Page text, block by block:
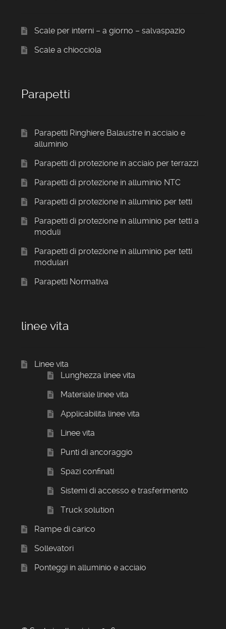
Scale per interni – a giorno – salvaspazio
Scale a chiocciola
Parapetti
Parapetti Ringhiere Balaustre in acciaio e
alluminio
Parapetti di protezione in acciaio per terrazzi
Parapetti di protezione in alluminio NTC
Parapetti di protezione in alluminio per tetti
Parapetti di protezione in alluminio per tetti a
moduli
Parapetti di protezione in alluminio per tetti
modulari
Parapetti Normativa
linee vita
Linee vita
Lunghezza linee vita
Materiale linee vita
Applicabilita linee vita
Linee vita
Punti di ancoraggio
Spazi confinati
Sistemi di accesso e trasferimento
Truck solution
Rampe di carico
Sollevatori
Ponteggi in alluminio e acciaio